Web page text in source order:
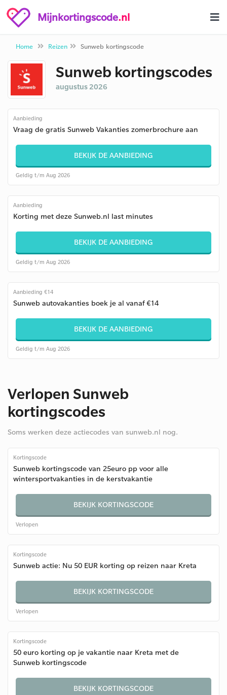
Mijnkortingscode.nl
Home Reizen Sunweb kortingscode
Sunweb kortingscodes
augustus 2026
Aanbieding
Vraag de gratis Sunweb Vakanties zomerbrochure aan
BEKIJK DE AANBIEDING
Geldig t/m Aug 2026
Aanbieding
Korting met deze Sunweb.nl last minutes
BEKIJK DE AANBIEDING
Geldig t/m Aug 2026
Aanbieding €14
Sunweb autovakanties boek je al vanaf €14
BEKIJK DE AANBIEDING
Geldig t/m Aug 2026
Verlopen Sunweb
kortingscodes
Soms werken deze actiecodes van sunweb.nl nog.
Kortingscode
Sunweb kortingscode van 25euro pp voor alle
wintersportvakanties in de kerstvakantie
BEKIJK KORTINGSCODE
Verlopen
Kortingscode
Sunweb actie: Nu 50 EUR korting op reizen naar Kreta
BEKIJK KORTINGSCODE
Verlopen
Kortingscode
50 euro korting op je vakantie naar Kreta met de
Sunweb kortingscode
BEKIJK KORTINGSCODE